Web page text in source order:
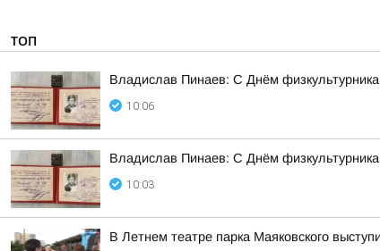
ТОП
Владислав Пинаев: С Днём
10:06
Владислав Пинаев: С Днём
10:03
В Летнем театре парка Маяковского